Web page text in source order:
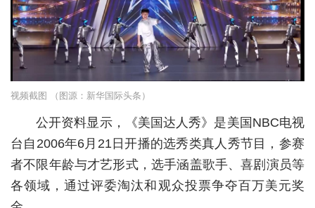
悠游
相亲
汽车
房产
消费
创意
文化
视频截图 （图源：新华国际头条）
公开资料显示，《美国达人秀》是美国NBC电视
台自2006年6月21日开播的选秀类真人秀节目，参赛
者不限年龄与才艺形式，选手涵盖歌手、喜剧演员等
各领域，通过评委淘汰和观众投票争夺百万美元奖